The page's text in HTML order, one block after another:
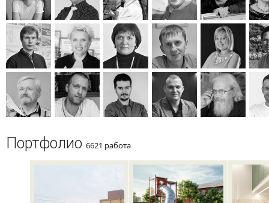
Портфолио 6621 работа